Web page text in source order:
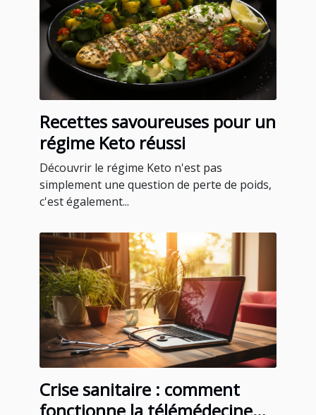
Recettes savoureuses pour un
régime Keto réussi
Découvrir le régime Keto n'est pas
simplement une question de perte de poids,
c'est également...
Crise sanitaire : comment